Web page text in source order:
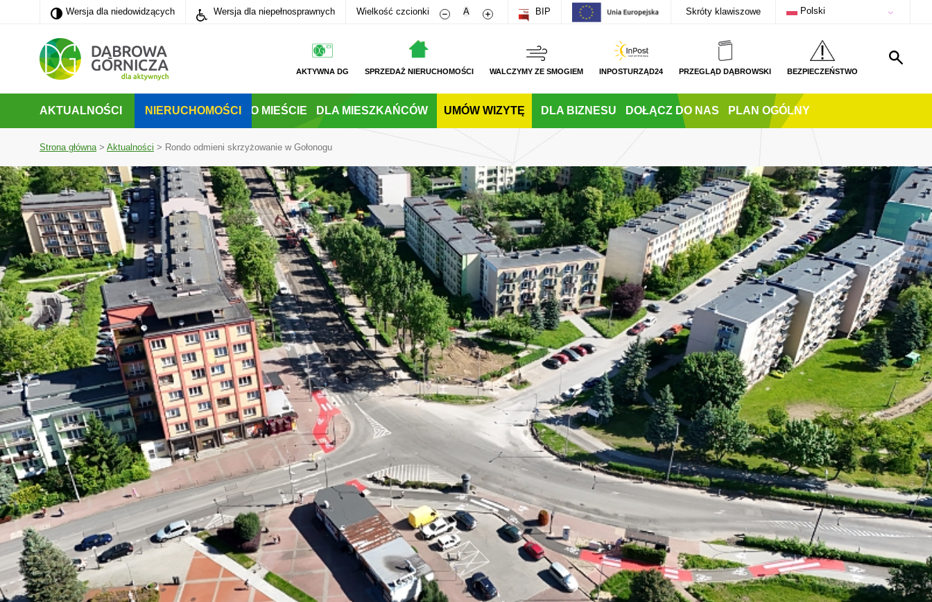
PRZEJDŹ DO MENU GŁÓWNEGO
PRZEJDŹ DO WYSZUKIWARKI
PRZEJDŹ DO TREŚCI
Wersja dla niedowidzących
Wersja dla niedowidzących Wersja dla niepełnosprawnych Wielkość czcionki Zmniejsz rozmiar czcionki
A Zwiększ rozmiar czcionki
BIP Skróty klawiszowe Polski
AKTYWNA DG SPRZEDAŻ NIERUCHOMOŚCI WALCZYMY ZE SMOGIEM INPOSTURZĄD24 PRZEGLĄD DĄBROWSKI BEZPIECZEŃSTWO
AKTUALNOŚCI NIERUCHOMOŚCI O MIEŚCIE DLA MIESZKAŃCÓW UMÓW WIZYTĘ DLA BIZNESU DOŁĄCZ DO NAS PLAN OGÓLNY
Strona główna> Aktualności > Rondo odmieni skrzyżowanie w Gołonogu